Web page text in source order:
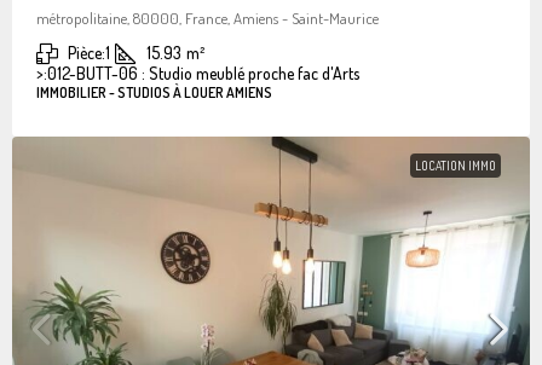
métropolitaine, 80000, France, Amiens - Saint-Maurice
Pièce:1 15.93 m²
>:012-BUTT-06 : Studio meublé proche fac d'Arts
IMMOBILIER - STUDIOS À LOUER AMIENS
LOCATION IMMO